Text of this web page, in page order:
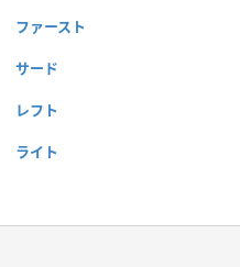
ファースト
サード
レフト
ライト